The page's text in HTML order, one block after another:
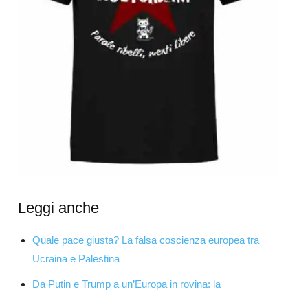
Leggi anche
Quale pace giusta? La falsa coscienza europea tra
Ucraina e Palestina
Da Putin e Trump a un’Europa in rovina: la